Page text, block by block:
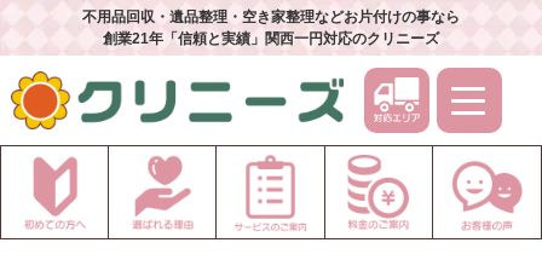
不用品回収・遺品整理・空き家整理などお片付けの事なら
創業21年「信頼と実績」関西一円対応のクリニーズ